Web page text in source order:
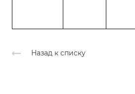
Назад к списку